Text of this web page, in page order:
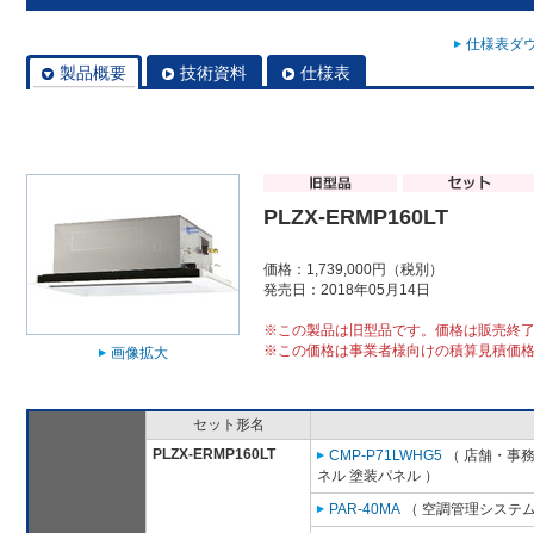
仕様表ダ
製品概要 技術資料 仕様表
画像拡大
PLZX-ERMP160LT
価格：1,739,000円（税別）
発売日：2018年05月14日
※この製品は旧型品です。価格は販売終
※この価格は事業者様向けの積算見積価
セット形名
PLZX-ERMP160LT
CMP-P71LWHG5 （ 店舗・事
ネル 塗装パネル ）
PAR-40MA （ 空調管理システ